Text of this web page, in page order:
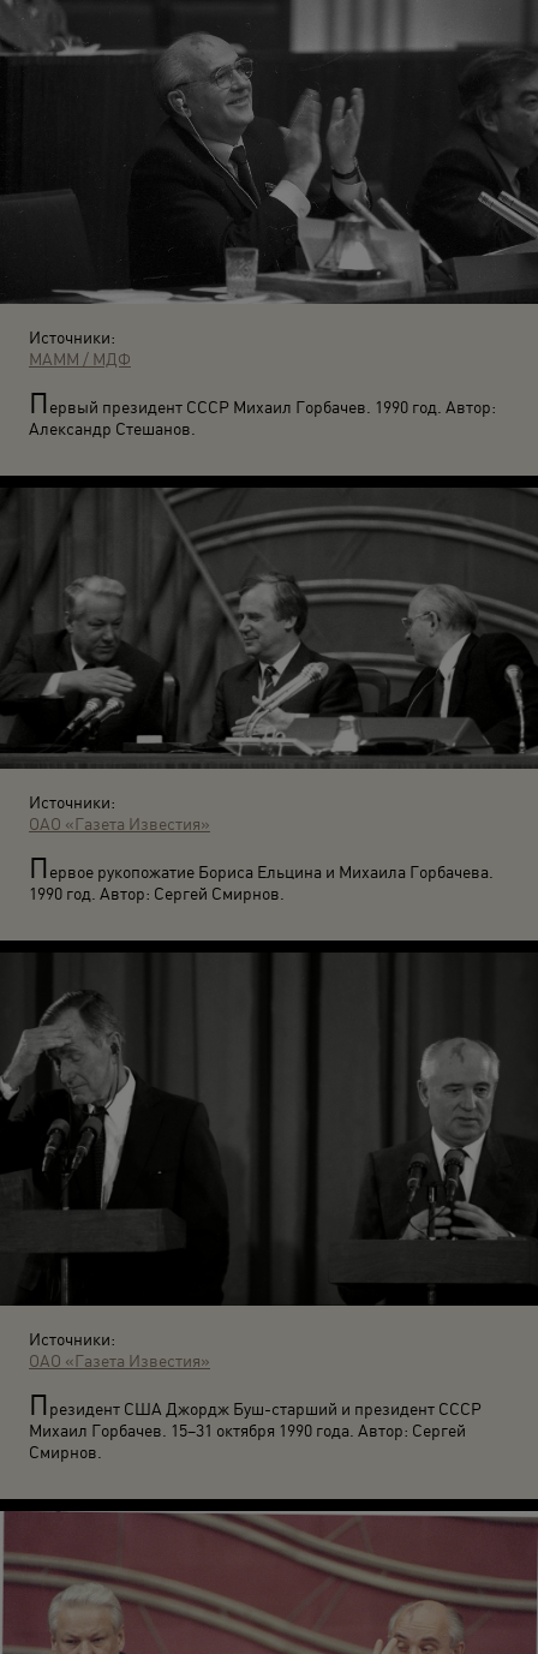
Источники:
МАММ / МДФ
Первый президент СССР Михаил Горбачев. 1990 год. Автор:
Александр Стешанов.
Источники:
ОАО «Газета Известия»
Первое рукопожатие Бориса Ельцина и Михаила Горбачева.
1990 год. Автор: Сергей Смирнов.
Источники:
ОАО «Газета Известия»
Президент США Джордж Буш-старший и президент СССР
Михаил Горбачев. 15–31 октября 1990 года. Автор: Сергей
Смирнов.